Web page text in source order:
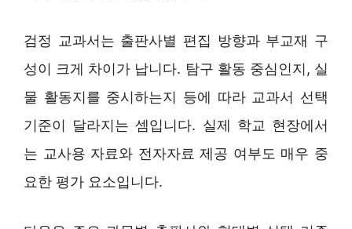
검정 교과서는 출판사별 편집 방향과 부교재 구
성이 크게 차이가 납니다. 탐구 활동 중심인지, 실
물 활동지를 중시하는지 등에 따라 교과서 선택
기준이 달라지는 셈입니다. 실제 학교 현장에서
는 교사용 자료와 전자자료 제공 여부도 매우 중
요한 평가 요소입니다.